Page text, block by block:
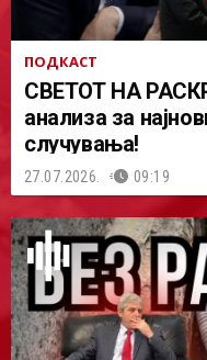
ПОДКАСТ
СВЕТОТ НА
анализа за
случувања!
27.07.2026. 09:19